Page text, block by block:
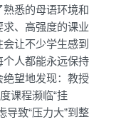
悉的母语环境和
、高强度的课业
让不少学生感到
人都能永远保持
望地发现：教授
课程濒临“挂
导致“压力大”到整